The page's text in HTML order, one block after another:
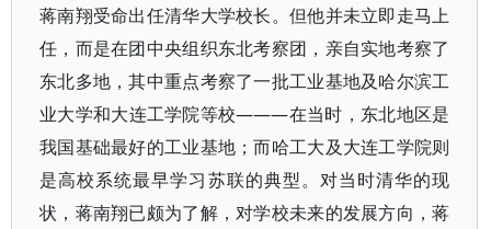
蒋南翔受命出任清华大学校长。但他并未立即走马上
任，而是在团中央组织东北考察团，亲自实地考察了
东北多地，其中重点考察了一批工业基地及哈尔滨工
业大学和大连工学院等校———在当时，东北地区是
我国基础最好的工业基地；而哈工大及大连工学院则
是高校系统最早学习苏联的典型。对当时清华的现
状，蒋南翔已颇为了解，对学校未来的发展方向，蒋